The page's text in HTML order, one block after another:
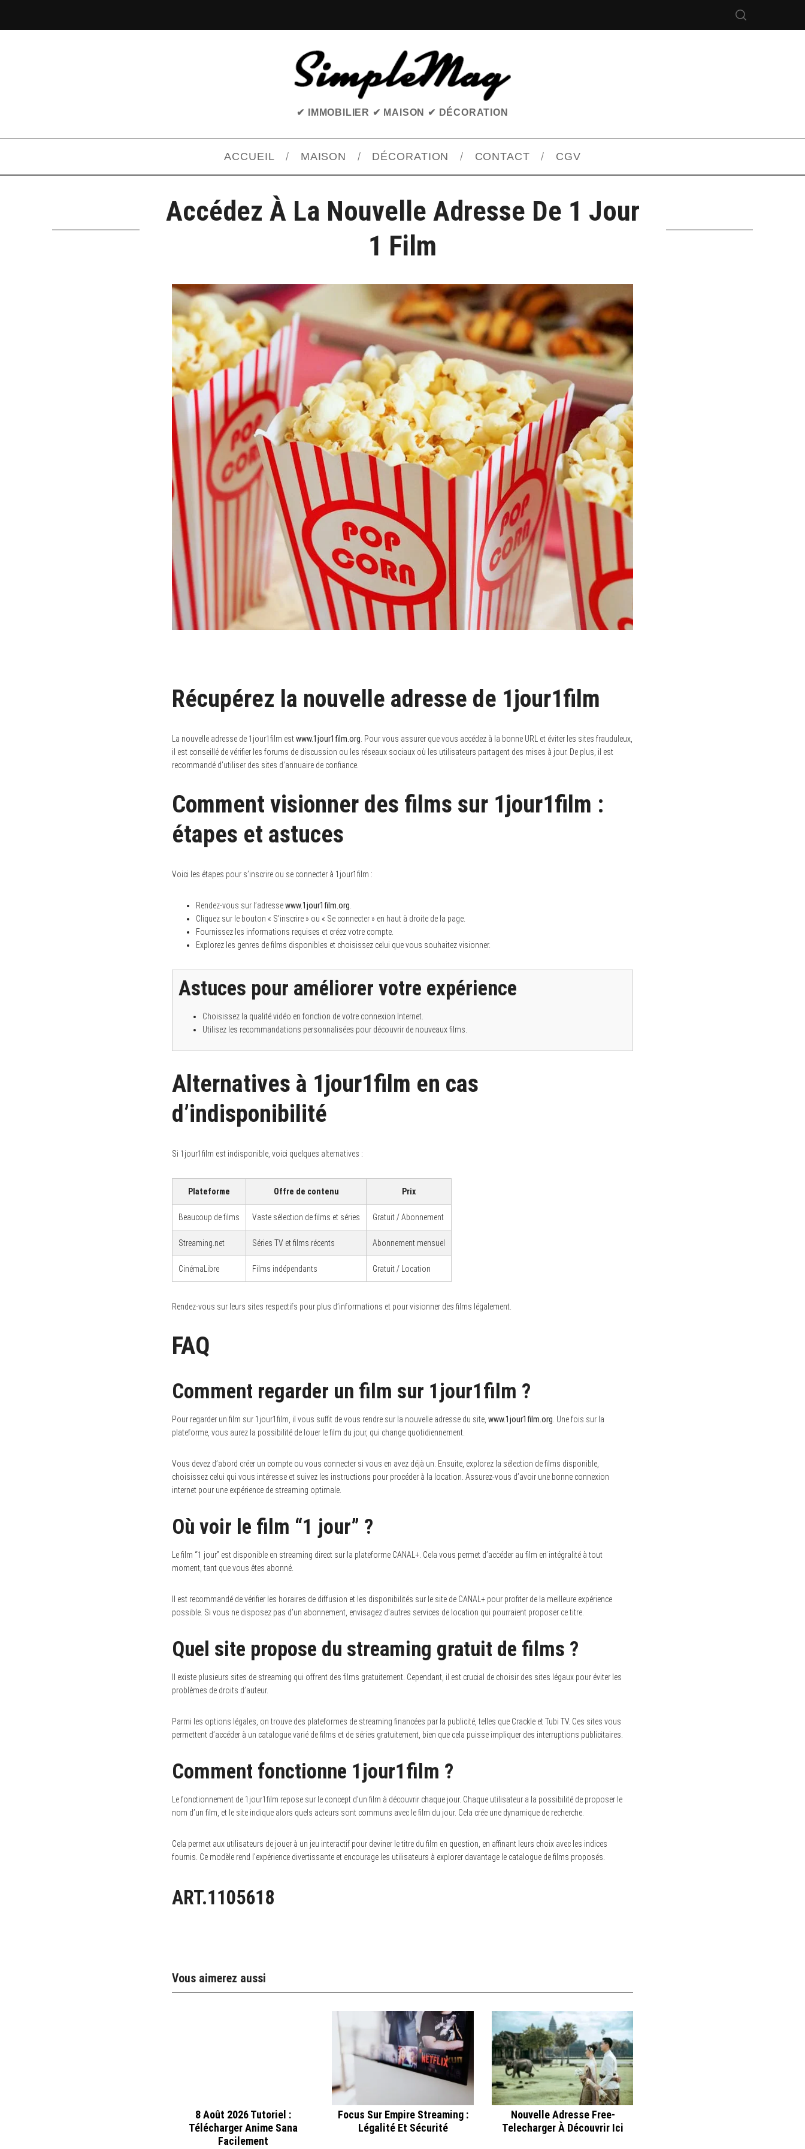
✔ IMMOBILIER ✔ MAISON ✔ DÉCORATION
ACCUEIL MAISON DÉCORATION CONTACT CGV
Accédez À La Nouvelle Adresse De 1 Jour
1 Film
Récupérez la nouvelle adresse de 1jour1film
La nouvelle adresse de 1jour1film estwww.1jour1film.org. Pour vous assurer que vous accédez à la bonne URL et éviter les sites frauduleux,
il est conseillé de vérifier les forums de discussion ou les réseaux sociaux où les utilisateurs partagent des mises à jour. De plus, il est
recommandé d’utiliser des sites d’annuaire de confiance.
Comment visionner des films sur 1jour1film :
étapes et astuces
Voici les étapes pour s’inscrire ou se connecter à 1jour1film :
Rendez-vous sur l’adressewww.1jour1film.org.
Cliquez sur le bouton « S’inscrire » ou « Se connecter » en haut à droite de la page.
Fournissez les informations requises et créez votre compte.
Explorez les genres de films disponibles et choisissez celui que vous souhaitez visionner.
Astuces pour améliorer votre expérience
Choisissez la qualité vidéo en fonction de votre connexion Internet.
Utilisez les recommandations personnalisées pour découvrir de nouveaux films.
Alternatives à 1jour1film en cas
d’indisponibilité
Si 1jour1film est indisponible, voici quelques alternatives :
Plateforme Offre de contenu Prix
Beaucoup de films Vaste sélection de films et séries Gratuit / Abonnement
Streaming.net Séries TV et films récents Abonnement mensuel
CinémaLibre Films indépendants Gratuit / Location
Rendez-vous sur leurs sites respectifs pour plus d’informations et pour visionner des films légalement.
FAQ
Comment regarder un film sur 1jour1film ?
Pour regarder un film sur 1jour1film, il vous suffit de vous rendre sur la nouvelle adresse du site, www.1jour1film.org. Une fois sur la
plateforme, vous aurez la possibilité de louer le film du jour, qui change quotidiennement.
Vous devez d’abord créer un compte ou vous connecter si vous en avez déjà un. Ensuite, explorez la sélection de films disponible,
choisissez celui qui vous intéresse et suivez les instructions pour procéder à la location. Assurez-vous d’avoir une bonne connexion
internet pour une expérience de streaming optimale.
Où voir le film “1 jour” ?
Le film “1 jour” est disponible en streaming direct sur la plateforme CANAL+. Cela vous permet d’accéder au film en intégralité à tout
moment, tant que vous êtes abonné.
Il est recommandé de vérifier les horaires de diffusion et les disponibilités sur le site de CANAL+ pour profiter de la meilleure expérience
possible. Si vous ne disposez pas d’un abonnement, envisagez d’autres services de location qui pourraient proposer ce titre.
Quel site propose du streaming gratuit de films ?
Il existe plusieurs sites de streaming qui offrent des films gratuitement. Cependant, il est crucial de choisir des sites légaux pour éviter les
problèmes de droits d’auteur.
Parmi les options légales, on trouve des plateformes de streaming financées par la publicité, telles que Crackle et Tubi TV. Ces sites vous
permettent d’accéder à un catalogue varié de films et de séries gratuitement, bien que cela puisse impliquer des interruptions publicitaires.
Comment fonctionne 1jour1film ?
Le fonctionnement de 1jour1film repose sur le concept d’un film à découvrir chaque jour. Chaque utilisateur a la possibilité de proposer le
nom d’un film, et le site indique alors quels acteurs sont communs avec le film du jour. Cela crée une dynamique de recherche.
Cela permet aux utilisateurs de jouer à un jeu interactif pour deviner le titre du film en question, en affinant leurs choix avec les indices
fournis. Ce modèle rend l’expérience divertissante et encourage les utilisateurs à explorer davantage le catalogue de films proposés.
ART.1105618
Vous aimerez aussi
8 Août 2026 Tutoriel :
Télécharger Anime Sana
Facilement
Focus Sur Empire Streaming :
Légalité Et Sécurité
Nouvelle Adresse Free-
Telecharger À Découvrir Ici